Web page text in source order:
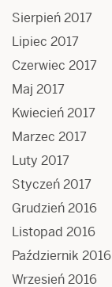
Sierpień 2017
Lipiec 2017
Czerwiec 2017
Maj 2017
Kwiecień 2017
Marzec 2017
Luty 2017
Styczeń 2017
Grudzień 2016
Listopad 2016
Październik 2016
Wrzesień 2016